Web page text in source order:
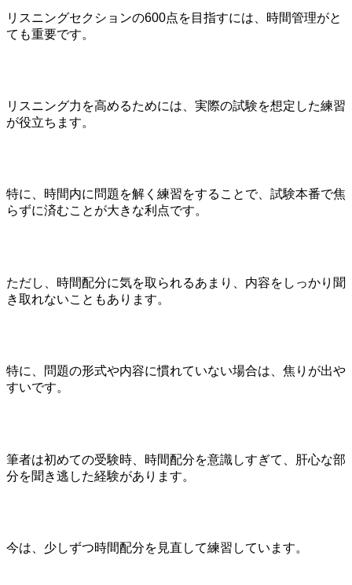
リスニングセクションの600点を目指すには、時間管理がと
ても重要です。
リスニング力を高めるためには、実際の試験を想定した練習
が役立ちます。
特に、時間内に問題を解く練習をすることで、試験本番で焦
らずに済むことが大きな利点です。
ただし、時間配分に気を取られるあまり、内容をしっかり聞
き取れないこともあります。
特に、問題の形式や内容に慣れていない場合は、焦りが出や
すいです。
筆者は初めての受験時、時間配分を意識しすぎて、肝心な部
分を聞き逃した経験があります。
今は、少しずつ時間配分を見直して練習しています。